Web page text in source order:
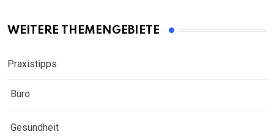
WEITERE THEMENGEBIETE
Praxistipps
Büro
Gesundheit